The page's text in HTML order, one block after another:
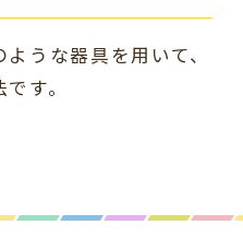
うな器具を用いて、
す。